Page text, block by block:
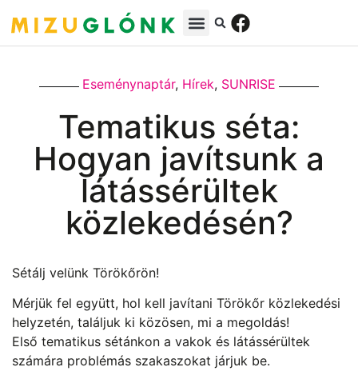
Eseménynaptár, Hírek, SUNRISE
Tematikus séta:
Hogyan javítsunk a
látássérültek
közlekedésén?
Sétálj velünk Törökőrön!
Mérjük fel együtt, hol kell javítani Törökőr közlekedési
helyzetén, találjuk ki közösen, mi a megoldás!
Első tematikus sétánkon a vakok és látássérültek
számára problémás szakaszokat járjuk be.